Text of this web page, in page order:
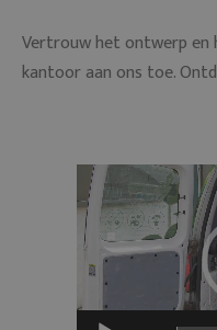
Vertrouw het ontwerp en
kantoor aan ons toe.
Videospeler